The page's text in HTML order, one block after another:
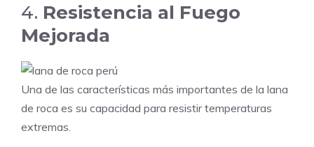
4. Resistencia al Fuego
Mejorada
Una de las características más importantes de la lana
de roca es su capacidad para resistir temperaturas
extremas.